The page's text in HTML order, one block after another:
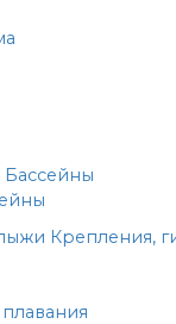
Бассейны
Крепления,